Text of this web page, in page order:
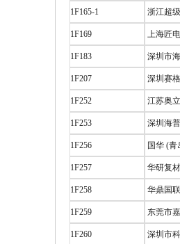
1F165-1 浙江超
1F169 上海匠
1F183 深圳市
1F207 深圳赛
1F252 江苏奥
1F253 深圳海
1F256 国华 (
1F257 华研复
1F258 华鼎国
1F259 东莞市
1F260 深圳市